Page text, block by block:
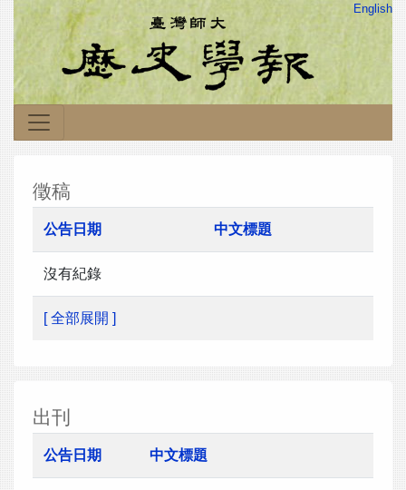
English
徵稿
公告日期 中文標題
沒有紀錄
[ 全部展開 ]
出刊
公告日期 中文標題